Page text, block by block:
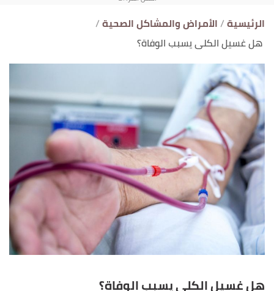
الرئيسية الأمراض والمشاكل الصحية
هل غسيل الكلى يسبب الوفاة؟
هل غسيل الكلى يسبب الوفاة؟